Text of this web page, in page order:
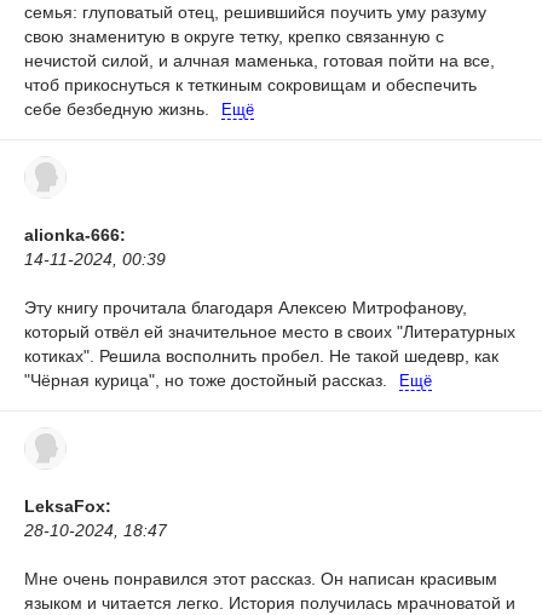
семья: глуповатый отец, решившийся поучить уму разуму
свою знаменитую в округе тетку, крепко связанную с
нечистой силой, и алчная маменька, готовая пойти на все,
чтоб прикоснуться к теткиным сокровищам и обеспечить
себе безбедную жизнь.
Ещё
alionka-666:
14-11-2024, 00:39
Эту книгу прочитала благодаря Алексею Митрофанову,
который отвёл ей значительное место в своих "Литературных
котиках". Решила восполнить пробел. Не такой шедевр, как
"Чёрная курица", но тоже достойный рассказ.
Ещё
LeksaFox:
28-10-2024, 18:47
Мне очень понравился этот рассказ. Он написан красивым
языком и читается легко. История получилась мрачноватой и